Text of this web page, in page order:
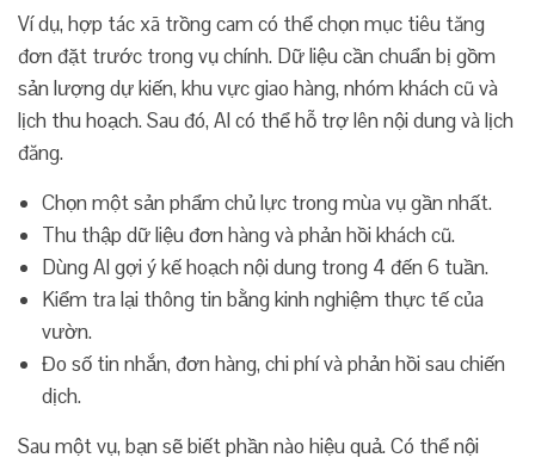
Ví dụ, hợp tác xã trồng cam có thể chọn mục tiêu tăng
đơn đặt trước trong vụ chính. Dữ liệu cần chuẩn bị gồm
sản lượng dự kiến, khu vực giao hàng, nhóm khách cũ và
lịch thu hoạch. Sau đó, AI có thể hỗ trợ lên nội dung và lịch
đăng.
Chọn một sản phẩm chủ lực trong mùa vụ gần nhất.
Thu thập dữ liệu đơn hàng và phản hồi khách cũ.
Dùng AI gợi ý kế hoạch nội dung trong 4 đến 6 tuần.
Kiểm tra lại thông tin bằng kinh nghiệm thực tế của
vườn.
Đo số tin nhắn, đơn hàng, chi phí và phản hồi sau chiến
dịch.
Sau một vụ, bạn sẽ biết phần nào hiệu quả. Có thể nội